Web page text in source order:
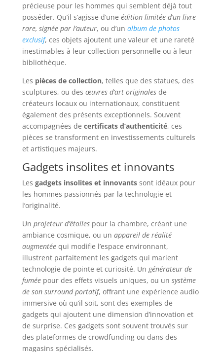
précieuse pour les hommes qui semblent déjà tout
posséder. Qu’il s’agisse d’une édition limitée d’un livre
rare, signée par l’auteur, ou d’un album de photos
exclusif, ces objets ajoutent une valeur et une rareté
inestimables à leur collection personnelle ou à leur
bibliothèque.
Les pièces de collection, telles que des statues, des
sculptures, ou des œuvres d’art originalesde
créateurs locaux ou internationaux, constituent
également des présents exceptionnels. Souvent
accompagnées de certificats d’authenticité, ces
pièces se transforment en investissements culturels
et artistiques majeurs.
Gadgets insolites et innovants
Les gadgets insolites et innovantssont idéaux pour
les hommes passionnés par la technologie et
l’originalité.
Un projeteur d’étoilespour la chambre, créant une
ambiance cosmique, ou un appareil de réalité
augmentéequi modifie l’espace environnant,
illustrent parfaitement les gadgets qui marient
technologie de pointe et curiosité. Un générateur de
fuméepour des effets visuels uniques, ou un système
de son surround portatif, offrant une expérience audio
immersive où qu’il soit, sont des exemples de
gadgets qui ajoutent une dimension d’innovation et
de surprise. Ces gadgets sont souvent trouvés sur
des plateformes de crowdfunding ou dans des
magasins spécialisés.